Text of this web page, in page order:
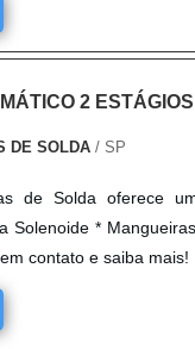
2 ESTÁGIOS
DE SOLDA/ SP
de Solda oferece
Solenoide *
contato e saiba mais!